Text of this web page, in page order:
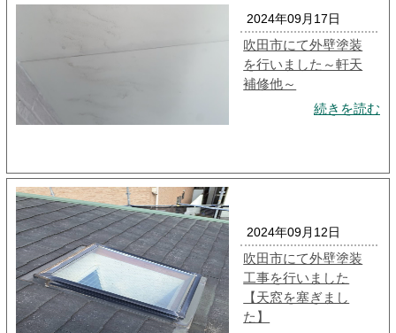
2024年09月17日
吹田市にて外壁塗装
を行いました～軒天
補修他～
続きを読む
2024年09月12日
吹田市にて外壁塗装
工事を行いました
【天窓を塞ぎまし
た】